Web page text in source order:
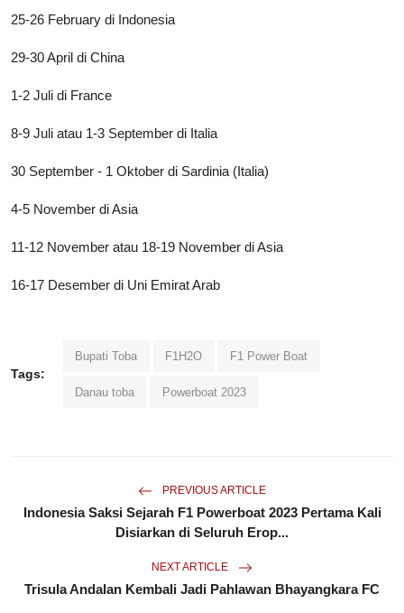
25-26 February di Indonesia
29-30 April di China
1-2 Juli di France
8-9 Juli atau 1-3 September di Italia
30 September - 1 Oktober di Sardinia (Italia)
4-5 November di Asia
11-12 November atau 18-19 November di Asia
16-17 Desember di Uni Emirat Arab
Tags:
Bupati Toba F1H2O F1 Power Boat
Danau toba Powerboat 2023
PREVIOUS ARTICLE
Indonesia Saksi Sejarah F1 Powerboat 2023 Pertama Kali
Disiarkan di Seluruh Erop...
NEXT ARTICLE
Trisula Andalan Kembali Jadi Pahlawan Bhayangkara FC